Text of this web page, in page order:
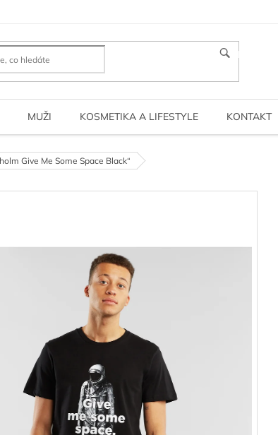
HLEDAT
MUŽI KOSMETIKA A LIFESTYLE KONTAKT
Give Me Some Space Black“